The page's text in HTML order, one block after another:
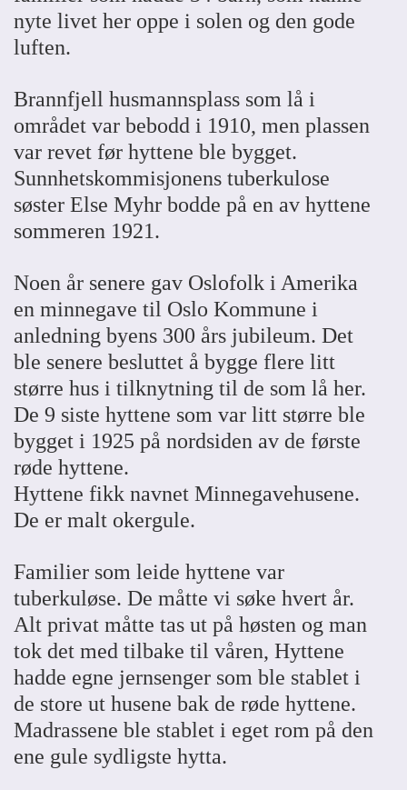
nyte livet her oppe i solen og den gode
luften.
Brannfjell husmannsplass som lå i
området var bebodd i 1910, men plassen
var revet før hyttene ble bygget.
Sunnhetskommisjonens tuberkulose
søster Else Myhr bodde på en av hyttene
sommeren 1921.
Noen år senere gav Oslofolk i Amerika
en minnegave til Oslo Kommune i
anledning byens 300 års jubileum. Det
ble senere besluttet å bygge flere litt
større hus i tilknytning til de som lå her.
De 9 siste hyttene som var litt større ble
bygget i 1925 på nordsiden av de første
røde hyttene.
Hyttene fikk navnet Minnegavehusene.
De er malt okergule.
Familier som leide hyttene var
tuberkuløse. De måtte vi søke hvert år.
Alt privat måtte tas ut på høsten og man
tok det med tilbake til våren, Hyttene
hadde egne jernsenger som ble stablet i
de store ut husene bak de røde hyttene.
Madrassene ble stablet i eget rom på den
ene gule sydligste hytta.